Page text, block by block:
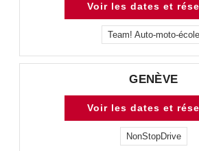
Voir les dates et
Team! Auto-moto-école
GENÈVE
Voir les dates et
NonStopDrive